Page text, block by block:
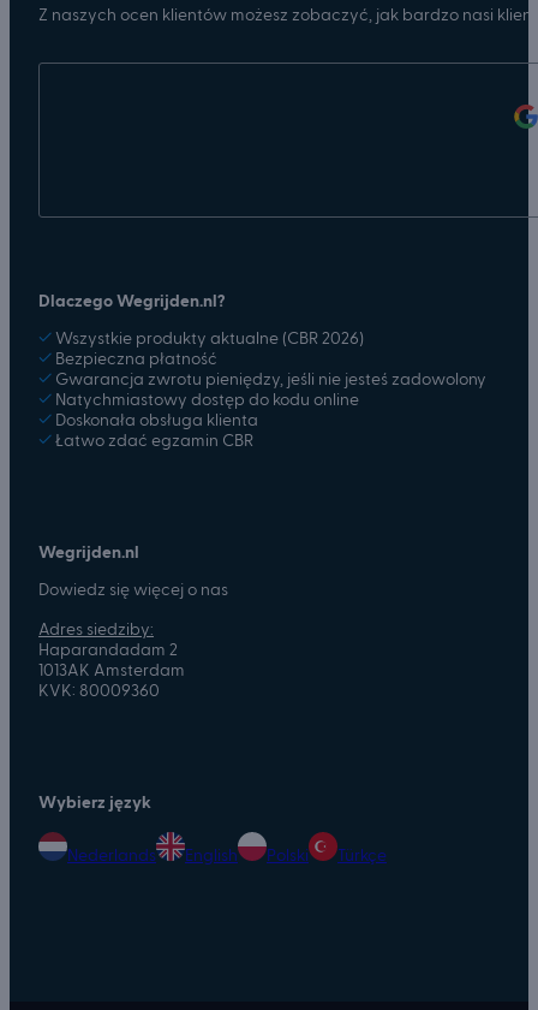
Z naszych ocen klientów możesz zobaczyć, jak bardzo nasi
Dlaczego Wegrijden.nl?
✓ Wszystkie produkty aktualne (CBR 2026)
✓ Bezpieczna płatność
✓ Gwarancja zwrotu pieniędzy, jeśli nie jesteś zadowolony
✓ Natychmiastowy dostęp do kodu online
✓ Doskonała obsługa klienta
✓ Łatwo zdać egzamin CBR
Wegrijden.nl
Dowiedz się więcej o nas
Adres siedziby:
Haparandadam 2
1013AK Amsterdam
KVK: 80009360
Wybierz język
Nederlands English Polski Türkçe